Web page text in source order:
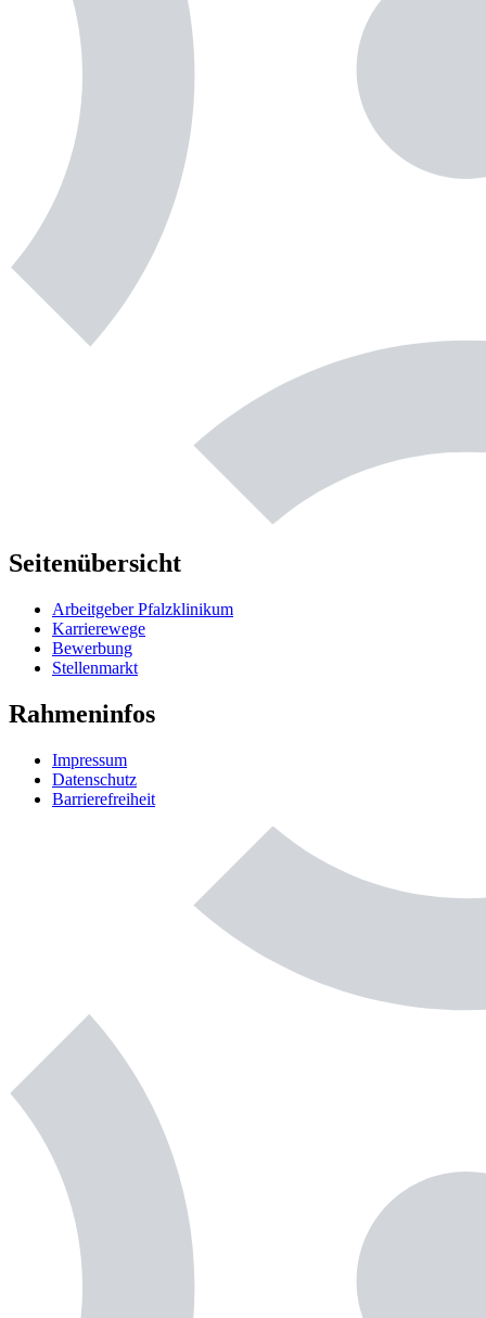
Seitenübersicht
Arbeitgeber Pfalzklinikum
Karrierewege
Bewerbung
Stellenmarkt
Rahmeninfos
Impressum
Datenschutz
Barrierefreiheit